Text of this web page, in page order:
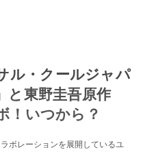
ル・クールジャパ
と東野圭吾原作
！いつから？
ボレーションを展開しているユ